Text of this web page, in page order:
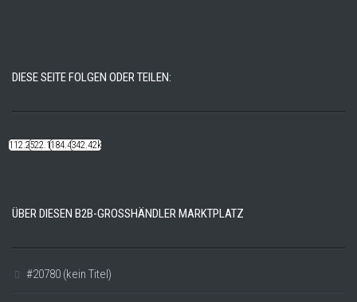
DIESE SEITE FOLGEN ODER TEILEN:
112.22k522.14k184.48k342.42k
ÜBER DIESEN B2B-GROSSHÄNDLER MARKTPLATZ
#20780 (kein Titel)